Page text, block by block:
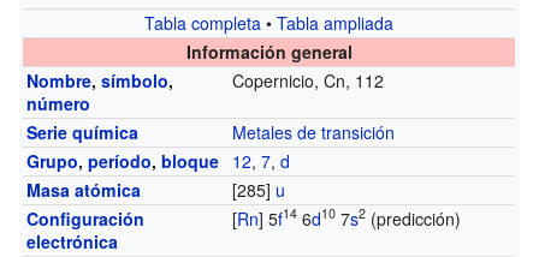
Tabla completa •Tabla ampliada
Información general
Nombre,símbolo,
número
Copernicio, Cn, 112
Serie química
Metales de transición
Grupo,período,bloque 12,7,d
Masa atómica
[285] u
Configuración
electrónica
[Rn] 5f14 6d10 7s2 (predicción)